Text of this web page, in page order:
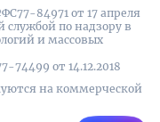
84971 от 17 апреля
службой по надзору в
и массовых
от 14.12.2018
на коммерческой